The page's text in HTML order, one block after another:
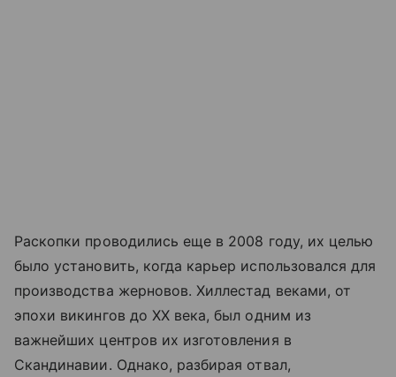
Раскопки проводились еще в 2008 году, их целью
было установить, когда карьер использовался для
производства жерновов. Хиллестад веками, от
эпохи викингов до XX века, был одним из
важнейших центров их изготовления в
Скандинавии. Однако, разбирая отвал,